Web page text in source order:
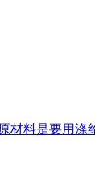
材料是要用